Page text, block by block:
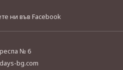
ни във Facebook
№ 6
bg.com